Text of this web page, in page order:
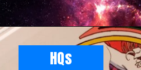
HQs